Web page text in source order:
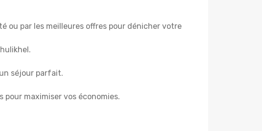
ou par les meilleures offres pour dénicher votre
séjour parfait.
maximiser vos économies.